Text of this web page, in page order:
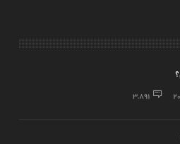
3,891